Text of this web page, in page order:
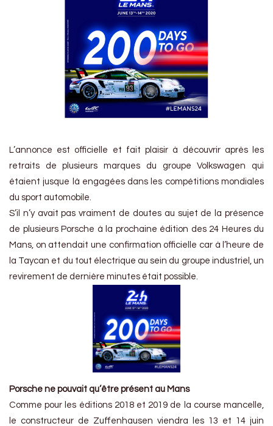
L’annonce est officielle et fait plaisir à découvrir après les
retraits de plusieurs marques du groupe Volkswagen qui
étaient jusque là engagées dans les compétitions mondiales
du sport automobile.
S’il n’y avait pas vraiment de doutes au sujet de la présence
de plusieurs Porsche à la prochaine édition des 24 Heures du
Mans, on attendait une confirmation officielle car à l’heure de
la Taycan et du tout électrique au sein du groupe industriel, un
revirement de dernière minutes était possible.
Porsche ne pouvait qu’être présent au Mans
Comme pour les éditions 2018 et 2019 de la course mancelle,
le constructeur de Zuffenhausen viendra les 13 et 14 juin